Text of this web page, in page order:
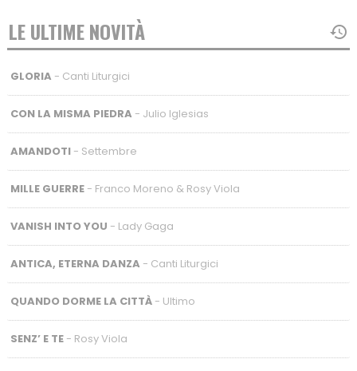
LE ULTIME NOVITÀ
GLORIA - Canti Liturgici
CON LA MISMA PIEDRA - Julio Iglesias
AMANDOTI- Settembre
MILLE GUERRE- Franco Moreno & Rosy Viola
VANISH INTO YOU - Lady Gaga
ANTICA, ETERNA DANZA - Canti Liturgici
QUANDO DORME LA CITTÀ- Ultimo
SENZ’ E TE- Rosy Viola